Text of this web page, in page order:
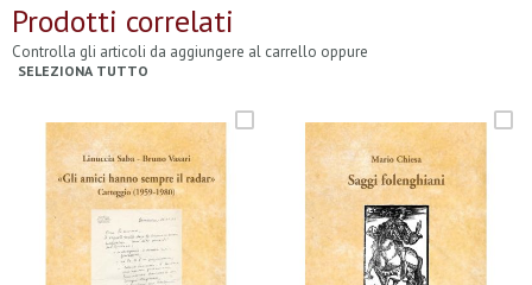
Prodotti correlati
Controlla gli articoli da aggiungere al carrello oppure
SELEZIONA TUTTO